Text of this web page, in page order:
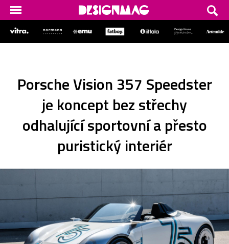
Porsche Vision 357 Speedster
je koncept bez střechy
odhalující sportovní a přesto
puristický interiér